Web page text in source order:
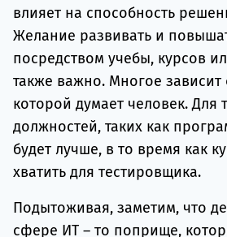
влияет на способность
Желание развивать и
посредством учебы, курсов
также важно. Многое зависит
которой думает человек. Для
должностей, таких как
будет лучше, в то время как
хватить для тестировщика.
Подытоживая, заметим, что
сфере ИТ – то поприще,